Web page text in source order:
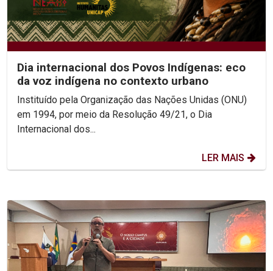
Dia internacional dos Povos Indígenas: eco
da voz indígena no contexto urbano
Instituído pela Organização das Nações Unidas (ONU)
em 1994, por meio da Resolução 49/21, o Dia
Internacional dos...
LER MAIS